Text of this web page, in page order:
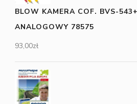
BLOW KAMERA COF. BVS-
ANALOGOWY 78575
93,00zł